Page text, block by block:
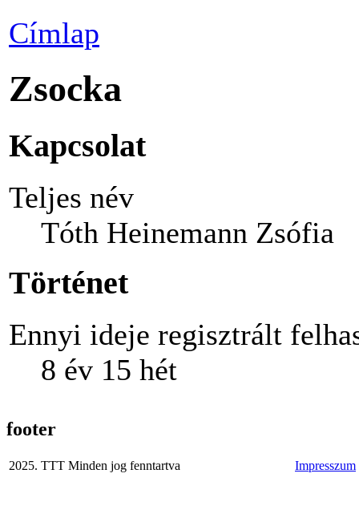
Címlap
Zsocka
Kapcsolat
Teljes név
Tóth Heinemann Zsófia
Történet
Ennyi ideje regisztrált
8 év 15 hét
footer
2025. TTT Minden jog fenntartva Impresszum